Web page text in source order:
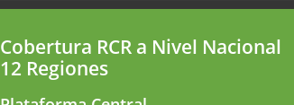
Cobertura RCR a Nivel Nacional
12 Regiones